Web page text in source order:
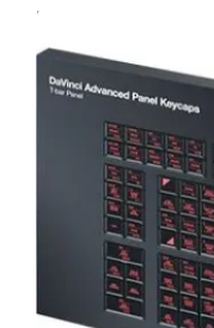
количества
Trackball Panel,